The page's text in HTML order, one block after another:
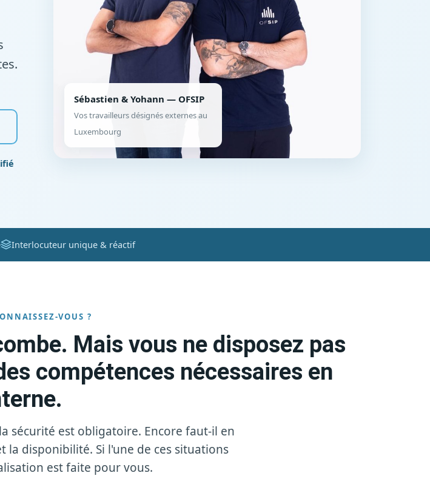
Sébastien & Yohann — OFSIP
Vos travailleurs désignés externes au
Luxembourg
Interlocuteur unique & réactif
VOUS ?
Mais vous ne disposez pas
compétences nécessaires en
sécurité est obligatoire. Encore faut-il en
la disponibilité. Si l'une de ces situations
est faite pour vous.